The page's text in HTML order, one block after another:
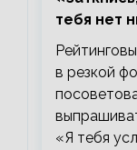
тебя нет
Майкл
в резкой
«Я тебя